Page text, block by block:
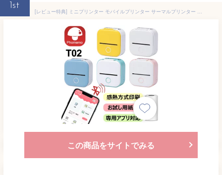
1st
[レビュー特典] ミニプリンター モバイルプリンター サーマルプリンター Phomemo T02 ラベルプリンター スマホ 対応 小型 軽量 感熱 ポータブルプリンター 家庭用 新学期応援 受験勉強 帰省プレゼント 写真フォトプリンター 持ち運び メルカリ宛名 食品表示用
この商品をサイトでみる